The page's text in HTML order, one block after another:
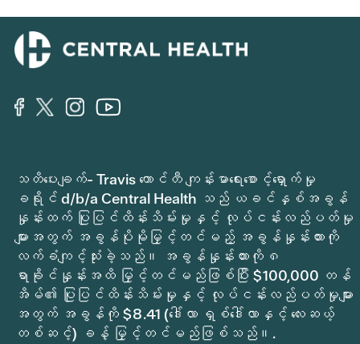
သတိပေးချက်- Travis ကောင်တီ ကျန်းမာရေးစောင့်ရှောက်မှု
ခရိုင် d/b/a Central Health သည် ယခင်နှစ်အခွန်
နှုန်းထက် ပြုပြင်ထိန်းသိမ်းမှုနှင့် လုပ်ငန်းလည်ပတ်မှု
များအတွက် အခွန်ပိုမိုမြှင့်တင်မည့် အခွန်နှုန်းထားကို
လက်ခံကျင့်သုံးခဲ့သည်။ အခွန်နှုန်းထားကို ၈
ရာခိုင်နှုန်းအထိ မြှင့်တင်မည်ဖြစ်ပြီး $100,000 တန်
အိမ်၏ ပြုပြင်ထိန်းသိမ်းမှုနှင့် လုပ်ငန်းလည်ပတ်မှုများ
အတွက် အခွန်ကို $8.41 (ဒေါ်လာ ရှစ်ဒေါ်လာနှင့် လေးဆယ့်
တစ်ဆင့်) ခန့် မြှင့်တင်မည်ဖြစ်သည်။.